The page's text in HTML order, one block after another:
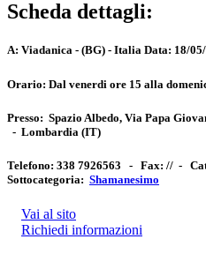
Scheda dettagli:
A: Viadanica - (BG) - Italia Data: 18/
Orario: Dal venerdi ore 15 alla
Presso: Spazio Albedo, Via Papa
- Lombardia (IT)
Telefono: 338 7926563 - Fax: // -
Sottocategoria: Shamanesimo
Vai al sito
Richiedi informazioni